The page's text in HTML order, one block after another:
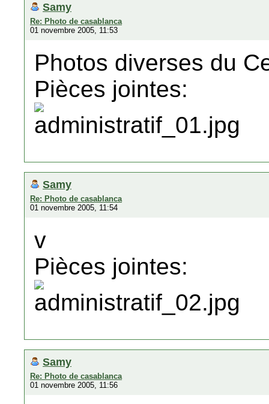
Samy
Re: Photo de casablanca
01 novembre 2005, 11:53
Photos diverses du
Pièces jointes:
Samy
Re: Photo de casablanca
01 novembre 2005, 11:54
v
Pièces jointes:
Samy
Re: Photo de casablanca
01 novembre 2005, 11:56